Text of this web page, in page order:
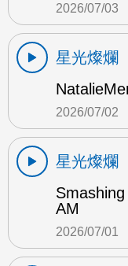
2026/07/03
星光燦爛
2026/07/02
星光燦爛
AM
2026/07/01